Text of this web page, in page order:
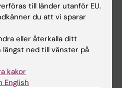
till länder utanför EU.
du att vi sparar
eller återkalla ditt
längst ned till vänster på
kakor
English